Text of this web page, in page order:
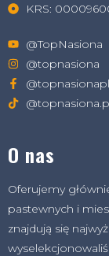
KRS:
@TopNasiona
@topnasiona
@topnasionapl
O nas
Oferujemy
pastewnych i
znajdują się